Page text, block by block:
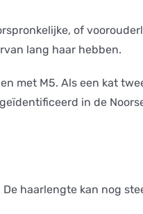
of
lang haar hebben.
met M5. Als een kat
in de
haarlengte kan nog